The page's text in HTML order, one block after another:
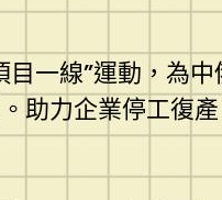
線”運動，為中
助力企業停工復